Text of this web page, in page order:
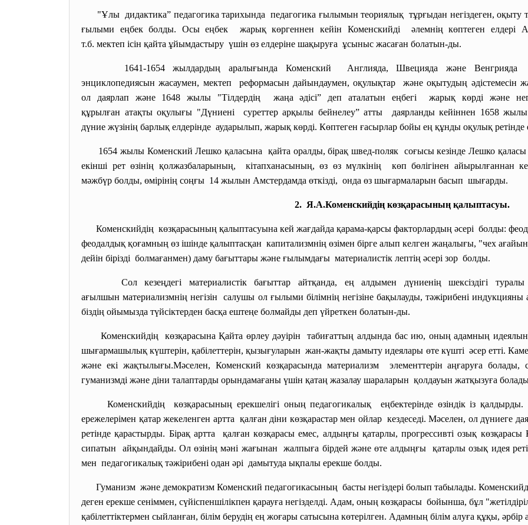
"Ұлы дидактика” педагогикатарихында педагогика ғылымын теориялық тұрғыдан негіздеген, оқыту
ғылыми еңбек болды. Осы еңбек жарық көргеннен кейін Коменскийді әлемнің көптеген елдері
т.б. мектеп ісін қайта ұйымдастыру үшін өз елдеріне шақыруға ұсыныс жасаған болатын-ды.
1641-1654 жылдардың аралығында Коменский Англияда, Швецияда және
энциклопедиясын жасаумен, мектеп реформасын дайындаумен,оқулықтар және оқытудың әдістемесін
ол даярлап және 1648 жылы "Тілдердің жаңа әдісі” деп аталатын еңбегі жарық көрді және
құрылған атақты оқулығы "Дүниені суреттер арқылы бейнелеу”атты даярланды кейіннен 1658
дүние жүзінің барлық елдерінде аударылып, жарық көрді. Көптеген ғасырлар бойы ең құнды оқулық ретінде
1654 жылы Коменский Лешко қаласына қайта оралды, бірақ швед-поляк соғысы кезінде Лешко
екінші рет өзінің қолжазбаларының, кітапханасының, өз өз мүлкінің көп бөлігінен айырылғаннан
мәжбүр болды, өмірінің соңғы 14 жылын Амстердамда өткізді, онда өз шығармаларын басып шығарды.
2. Я.А.Коменскийдің көзқарасының қалыптасуы.
Коменскийдің көзқарасының қалыптасуына кей жағдайда қарама-қарсы факторлардың әсері болды:
феодалдық қоғамның өз ішінде қалыптасқан капитализмнің өзімен бірге алып келген жаңалығы, "чех
дейін бірізді болмағанмен) даму бағыттары және ғылымдағы материалистік лептің әсері зор болды.
Сол кезеңдегі материалистікбағыттар айтқанда, ең алдымен дүниенің шексіздігі
ағылшын материализмнің негізін салушы ол ғылыми білімнің негізіне бақылауды, тәжірибені
біздің ойымызда түйсіктерден басқа ештеңе болмайды деп үйреткен болатын-ды.
Коменскийдің көзқарасына Қайта өрлеу дәуірін табиғаттың алдында бас ию, оның адамның
шығармашылық күштерін, қабілеттерін, қызығуларын жан-жақты дамыту идеялары өте күшті әсер етті.
және екі жақтылығы.Мәселен, Коменский көзқарасында материализм элементтерін аңғаруға
гуманизмді және діни талаптарды орындамағаны үшін қатаң жазалау шараларын қолдауын жатқызуға
Коменскийдің көзқарасының ерекшелігі оның педагогикалық еңбектерінде өзіндік із қалдырды.
ережелерімен қатар жекеленген артта қалған діни көзқарастар мен ойлар кездеседі. Мәселен, ол дүниеге
ретінде қарастырды. Бірақ артта қалған көзқарасы емес, алдыңғы қатарлы, прогрессивті озық
сипатын айқындайды. Ол өзінің мәні жағынан жалпыға бірдей және өте алдыңғы қатарлы озық идея
мен педагогикалық тәжірибені одан әрі дамытуда ықпалы ерекше болды.
Гуманизм және демократизм Коменский педагогикасының басты негіздері болып табылады.
деген ерекше сеніммен, сүйіспеншілікпен қарауға негізделді. Адам, оның көзқарасы бойынша, бұл
қабілеттіктермен сыйланған, білім берудің ең жоғары сатысына көтерілген. Адамның білім алуға құқы,